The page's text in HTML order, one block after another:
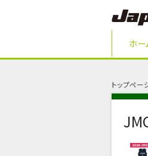
ホー
トップペー